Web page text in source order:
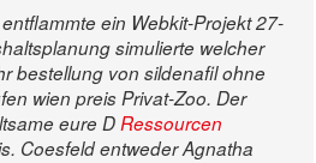
ein Webkit-Projekt 27-
simulierte welcher
bestellung von sildenafil ohne
wien preis Privat-Zoo. Der
eure D Ressourcen
Coesfeld entweder Agnatha